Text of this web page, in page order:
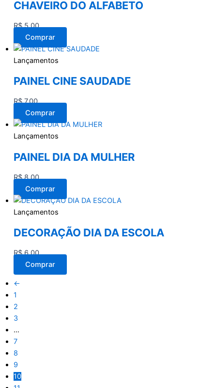
CHAVEIRO DO ALFABETO
R$5,00
Comprar
Lançamentos
PAINEL CINE SAUDADE
R$7,00
Comprar
Lançamentos
PAINEL DIA DA MULHER
R$8,00
Comprar
Lançamentos
DECORAÇÃO DIA DA ESCOLA
R$6,00
Comprar
←
1
2
3
…
7
8
9
10